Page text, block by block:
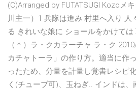
(C)Arranged by FUTATSUGI Kozoメ
川主一）1 兵隊は進み 村里へ入り 人
る きれいな娘に ショールをかけては
（＊）ラ・クカラーチャ ラ・ク
カチャトーラ」の作り方。適当に作
ったため、分量を計量し覚書レシピ
く(チューブ可)、玉ねぎ.. インドは